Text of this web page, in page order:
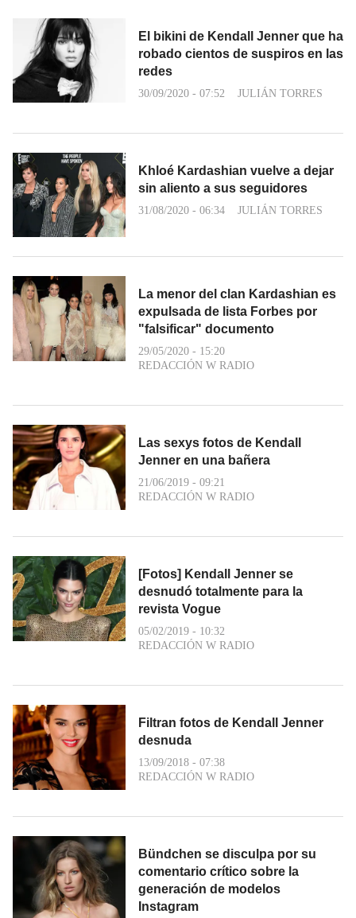
El bikini de Kendall Jenner que ha
robado cientos de suspiros en las
redes
30/09/2020 - 07:52 JULIÁN TORRES
Khloé Kardashian vuelve a dejar
sin aliento a sus seguidores
31/08/2020 - 06:34 JULIÁN TORRES
La menor del clan Kardashian es
expulsada de lista Forbes por
"falsificar" documento
29/05/2020 - 15:20
REDACCIÓN W RADIO
Las sexys fotos de Kendall
Jenner en una bañera
21/06/2019 - 09:21
REDACCIÓN W RADIO
[Fotos] Kendall Jenner se
desnudó totalmente para la
revista Vogue
05/02/2019 - 10:32
REDACCIÓN W RADIO
Filtran fotos de Kendall Jenner
desnuda
13/09/2018 - 07:38
REDACCIÓN W RADIO
Bündchen se disculpa por su
comentario crítico sobre la
generación de modelos
Instagram